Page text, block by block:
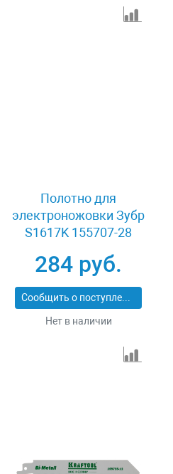
Полотно для
электроножовки Зубр
S1617K 155707-28
284 руб.
Сообщить о поступлении
Нет в наличии